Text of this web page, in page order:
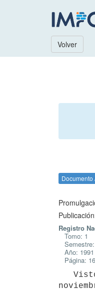
Volver
Documento
Registro
Tomo: 1
Año: 1991
Página: